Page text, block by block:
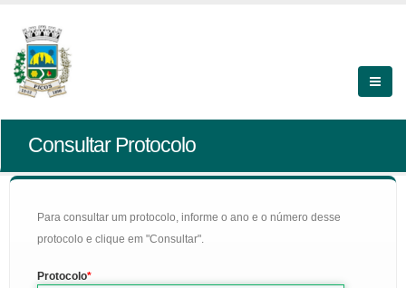
Consultar Protocolo
Para consultar um protocolo, informe o ano e o número desse
protocolo e clique em "Consultar".
Protocolo